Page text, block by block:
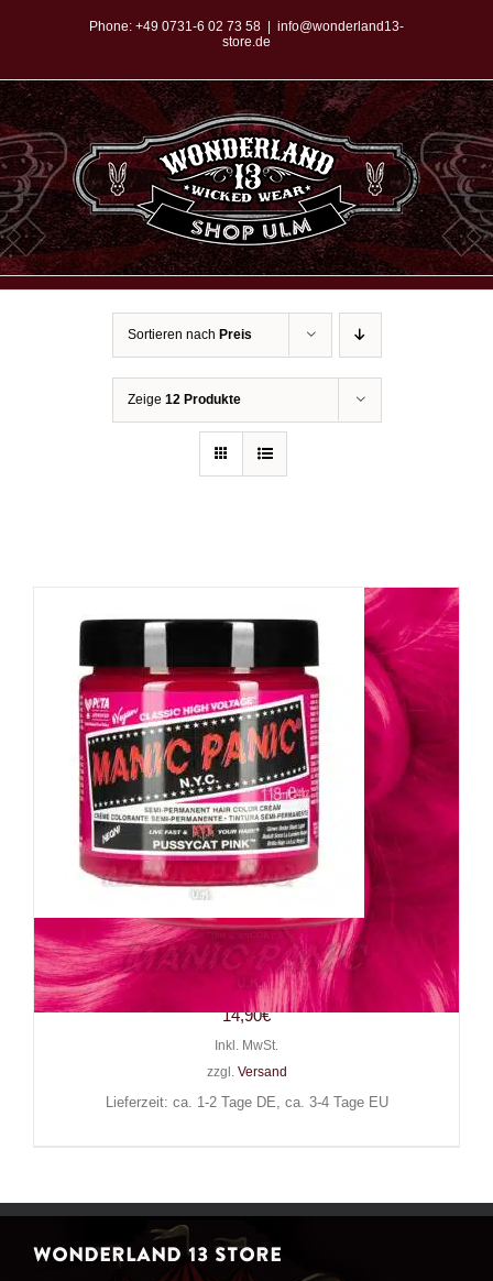
springen
Phone: +49 0731-6 02 73 58
info@wonderland13-
store.de
Sortieren nach Preis
Zeige 12 Produkte
Manic Panic Haarfarbe
Pussycat Pink
14,90€
Inkl. MwSt.
zzgl. Versand
Lieferzeit: ca. 1-2 Tage DE, ca. 3-4 Tage EU
WONDERLAND 13 STORE